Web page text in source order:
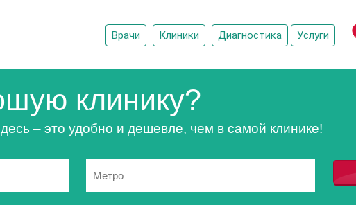
Врачи Клиники Диагностика Услуги
клинику?
– это удобно и дешевле, чем в самой клинике!